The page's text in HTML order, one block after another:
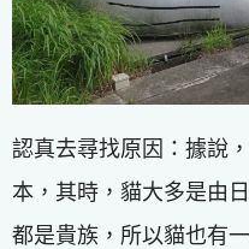
認真去尋找原因：據說
本，其時，貓大多是由
都是貴族，所以貓也有